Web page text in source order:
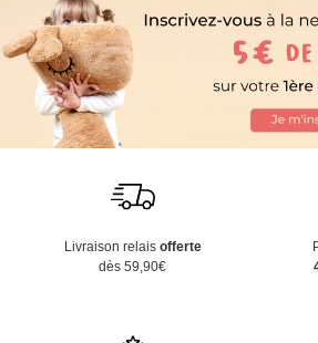
Livraison relais offerte
dès 59,90€